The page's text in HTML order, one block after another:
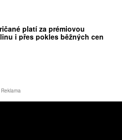
platí za prémiovou
i přes pokles běžných cen
Reklama